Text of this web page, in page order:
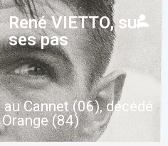
René VIETTO, sur
ses pas
Cannet (06), décédé
(84)